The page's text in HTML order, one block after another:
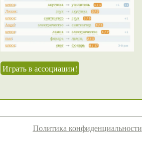
Играть в ассоциации!
Политика конфиденциальности